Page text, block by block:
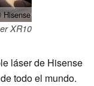
XR10
láser de Hisense
todo el mundo.